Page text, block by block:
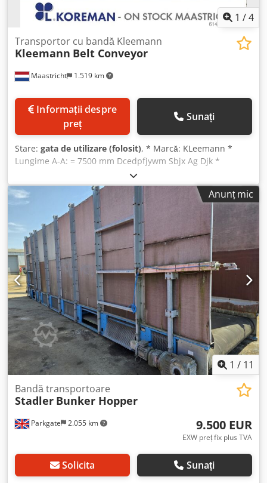
1 /4
Maastricht 1.519 km
Transportor cu bandă Kleemann
Kleemann Belt Conveyor
preț
Sunați
Stare: gata de utilizare (folosit), * Marcă: KLeemann *
Lungime A-A: = 7500 mm Dcedpfjywm Sbjx Ag Djk *
Lățimea benzii: 650 mm * Acționare: Grup motor-reductor
de 7,5 kW * În stoc: 1 bucată
Anunț mic
1 / 11
Parkgate 2.055 km
Bandă transportoare
Stadler Bunker Hopper
9.500 EUR
EXW preț fix plus TVA
Solicita Sunați